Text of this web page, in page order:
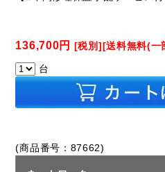
136,700円 [税別][送料無料(一
台
(商品番号：87662)